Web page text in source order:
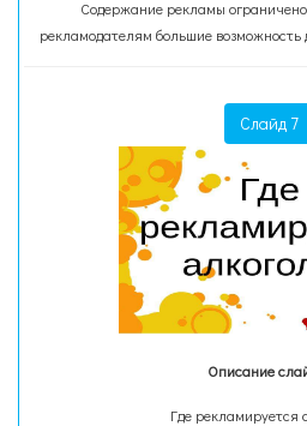
Содержание рекламы
рекламодателям большие возможность
Слайд 7
Описание
Где рекламируется